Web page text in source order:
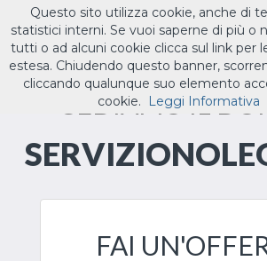
ILTUO.IT
CEDIAMO IL
FAI
Questo sito utilizza cookie, anche di
statistici interni. Se vuoi saperne di più o
tutti o ad alcuni cookie clicca sul link per
estesa. Chiudendo questo banner,
cliccando qualunque suo elemento
cookie.
Leggi Informativa